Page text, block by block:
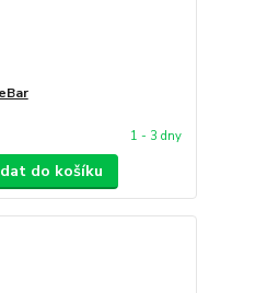
1 - 3 dny
do košíku